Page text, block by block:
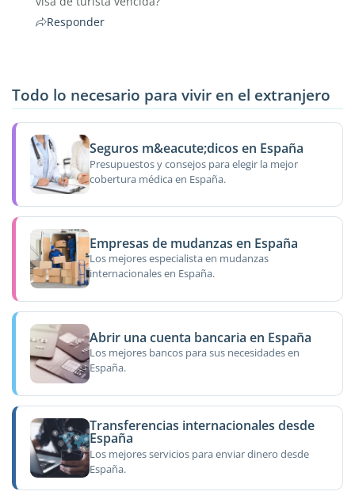
Responder
Todo lo necesario para vivir en el extranjero
Seguros m&eacute;dicos en España
Presupuestos y consejos para elegir la mejor
cobertura médica en España.
Empresas de mudanzas en España
Los mejores especialista en mudanzas
internacionales en España.
Abrir una cuenta bancaria en España
Los mejores bancos para sus necesidades en
España.
Transferencias internacionales desde
España
Los mejores servicios para enviar dinero desde
España.